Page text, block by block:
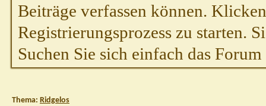
Beiträge verfassen können.
Registrierungsprozess zu starten.
Suchen Sie sich einfach das
Thema: Ridgelos